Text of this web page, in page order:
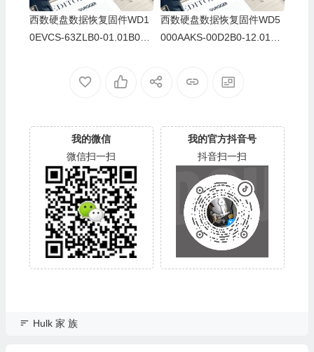
西数硬盘数据恢复固件WD1
0EVCS-63ZLB0-01.01B01-
西数硬盘数据恢复固件WD5
000AAKS-00D2B0-12.01C0
我的微信
微信扫一扫
我的官方抖音号
抖音扫一扫
Hulk 家 族